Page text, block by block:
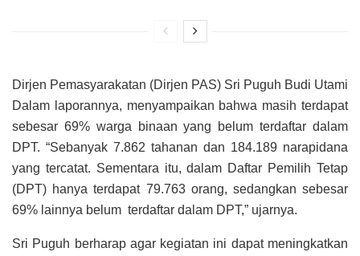
Dirjen Pemasyarakatan (Dirjen PAS) Sri Puguh Budi Utami
Dalam laporannya, menyampaikan bahwa masih terdapat
sebesar 69% warga binaan yang belum terdaftar dalam
DPT. “Sebanyak 7.862 tahanan dan 184.189 narapidana
yang tercatat. Sementara itu, dalam Daftar Pemilih Tetap
(DPT) hanya terdapat 79.763 orang, sedangkan sebesar
69% lainnya belum terdaftar dalam DPT,” ujarnya.
Sri Puguh berharap agar kegiatan ini dapat meningkatkan